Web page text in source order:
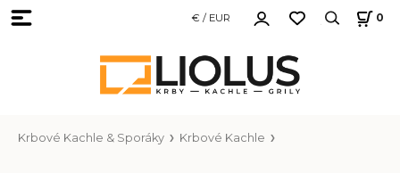
€ / EUR 0
Krbové Kachle & Sporáky Krbové Kachle